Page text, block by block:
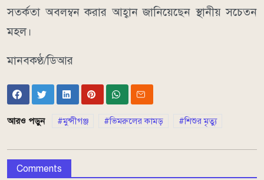
সতর্কতা অবলম্বন করার আহ্বান জানিয়েছেন স্থানীয় সচেতন
মহল।
মানবকণ্ঠ/ডিআর
আরও পড়ুন মুন্সীগঞ্জ ভিমরুলের কামড় শিশুর মৃত্যু
Comments